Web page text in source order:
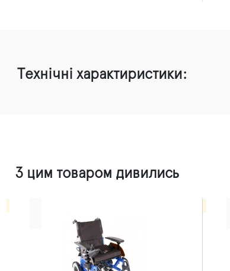
Технічні характиристики:
З цим товаром дивились